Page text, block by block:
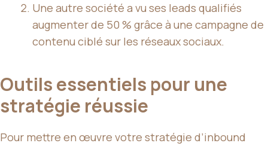
Une autre société a vu ses leads qualifiés
augmenter de 50 % grâce à une campagne de
contenu ciblé sur les réseaux sociaux.
Outils essentiels pour une
stratégie réussie
Pour mettre en œuvre votre stratégie d’inbound